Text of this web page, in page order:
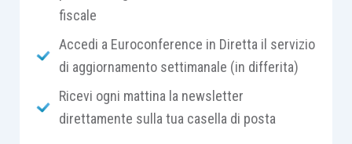
verso messaggi generici, assoluti o privi di
Per le imprese italiane ed europee, il quadro
regolatorio si sta ricomponendo intorno a 2
macro-assi:
fiscale
Accedi a Euroconference in Diretta il servizio
di aggiornamento settimanale (in differita)
Ricevi ogni mattina la newsletter
direttamente sulla tua casella di posta